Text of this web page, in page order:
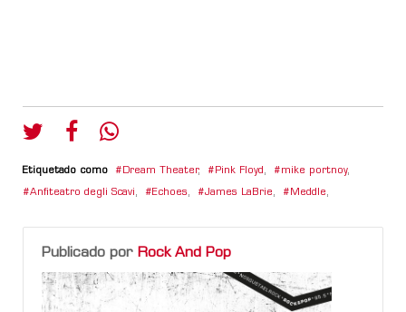
Etiquetado como Dream Theater, Pink Floyd , mike portnoy,
Anfiteatro degli Scavi, Echoes, James LaBrie, Meddle,
Publicado por Rock And Pop